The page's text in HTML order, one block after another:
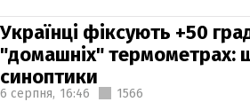
Українці фіксують +50
"домашніх" термометрах:
синоптики
6 серпня, 16:46 1566